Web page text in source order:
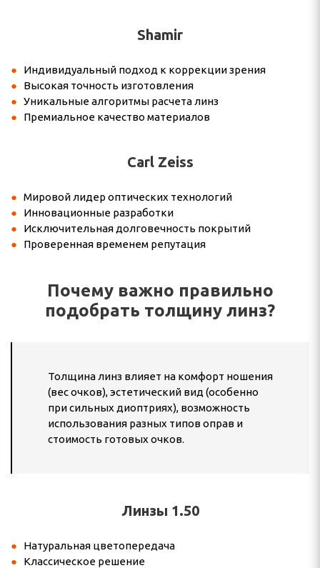
Shamir
Индивидуальный подход к коррекции зрения
Высокая точность изготовления
Уникальные алгоритмы расчета линз
Премиальное качество материалов
Carl Zeiss
Мировой лидер оптических технологий
Инновационные разработки
Исключительная долговечность покрытий
Проверенная временем репутация
Почему важно правильно
подобрать толщину линз?
Толщина линз влияет на комфорт ношения
(вес очков), эстетический вид (особенно
при сильных диоптриях), возможность
использования разных типов оправ и
стоимость готовых очков.
Линзы 1.50
Натуральная цветопередача
Классическое решение